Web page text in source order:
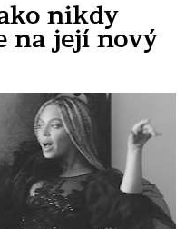
nikdy
na její nový